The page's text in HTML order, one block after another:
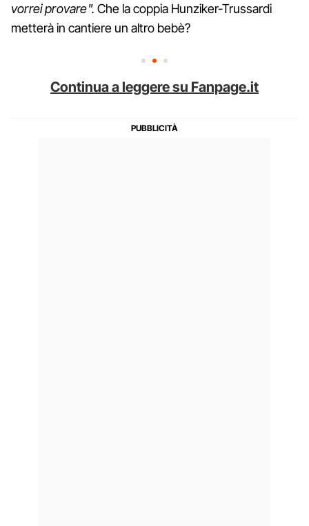
vorrei provare".Che la coppia Hunziker-Trussardi
metterà in cantiere un altro bebè?
Continua a leggere su Fanpage.it